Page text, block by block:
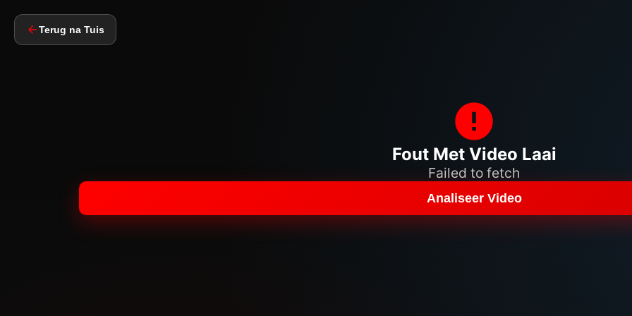
Terug na Tuis
Fout Met Video Laai
Failed to fetch
Analiseer Video